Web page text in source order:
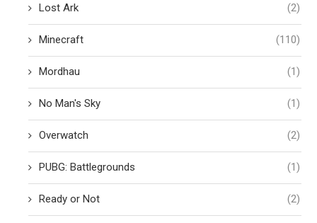
Lost Ark (2)
Minecraft (110)
Mordhau (1)
No Man's Sky (1)
Overwatch (2)
PUBG: Battlegrounds (1)
Ready or Not (2)